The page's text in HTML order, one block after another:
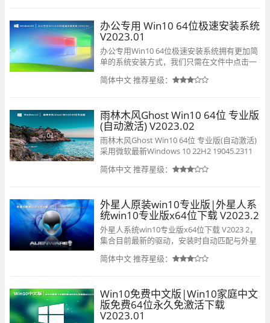
均无蓝屏现象，系统安全稳定。
办公专用 Win10 64位极速安装系统
V2023.01
办公专用Win10 64位极速安装系统拥有更加简
单的系统安装方式，我们只需在文件中点击一
有任何的安装难度。系统中为大家提供了各种
安装，更加省事。
简体中文推荐星级：
雨林木风Ghost Win10 64位 专业版
(自动激活) V2023.02
雨林木风Ghost Win10 64位 专业版(自动激活)
采用微软最新Windows 10 22H2 19045.2311
了系统漏洞，系统性能大幅度提升，删除一些
办公游戏毫无压力。
简体中文推荐星级：
外星人原装win10专业版|外星人系
统win10专业版x64位下载 V2023.2
外星人系统win10专业版x64位下载 V2023 2，
集合目前最新的驱动，安装时自动匹配与外星
全程无需人工值守，智能分辨率设置，加强了
载。
简体中文推荐星级：
Win10免费中文版|Win10家庭中文
版免费64位永久免激活下载
V2023.01